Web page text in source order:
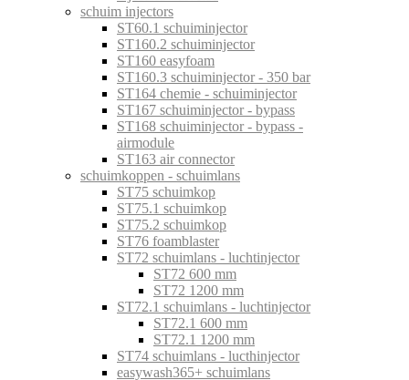
schuim injectors
ST60.1 schuiminjector
ST160.2 schuiminjector
ST160 easyfoam
ST160.3 schuiminjector - 350 bar
ST164 chemie - schuiminjector
ST167 schuiminjector - bypass
ST168 schuiminjector - bypass -
airmodule
ST163 air connector
schuimkoppen - schuimlans
ST75 schuimkop
ST75.1 schuimkop
ST75.2 schuimkop
ST76 foamblaster
ST72 schuimlans - luchtinjector
ST72 600 mm
ST72 1200 mm
ST72.1 schuimlans - luchtinjector
ST72.1 600 mm
ST72.1 1200 mm
ST74 schuimlans - lucthinjector
easywash365+ schuimlans